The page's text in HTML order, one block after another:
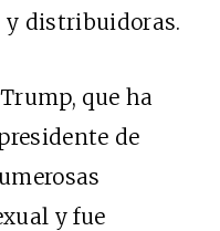
distribuidoras.
que ha
de
y fue